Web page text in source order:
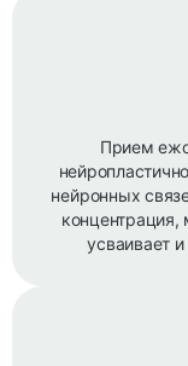
Прием
нейронных
концентрация,
усваивает